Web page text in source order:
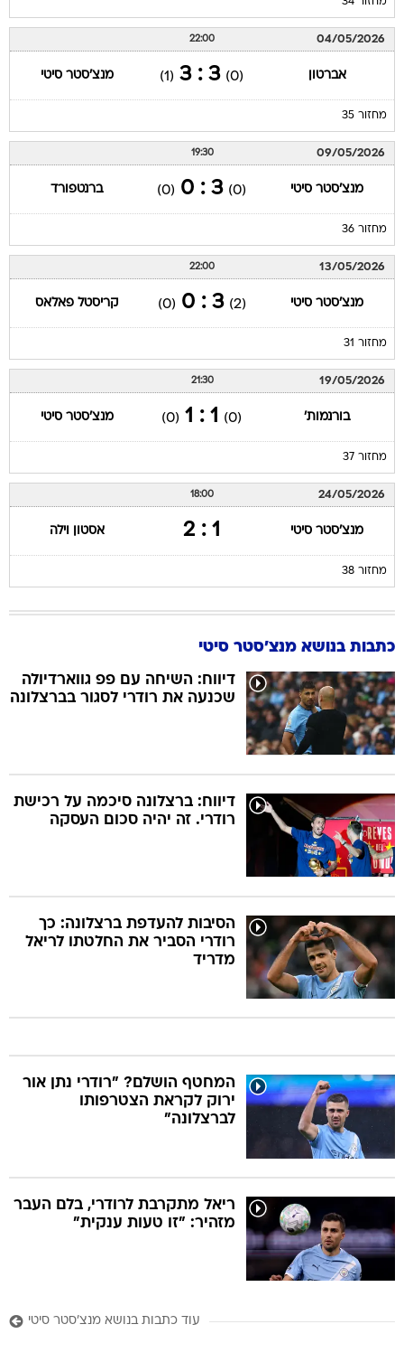
04/05/2026
22:00
אברטון (0)
3 : 3
(1) מנצ'סטר סיטי
מחזור 35
09/05/2026
19:30
מנצ'סטר סיטי (0)
3 : 0
(0) ברנטפורד
מחזור 36
13/05/2026
22:00
מנצ'סטר סיטי (2)
3 : 0
(0) קריסטל פאלאס
מחזור 31
19/05/2026
21:30
בורנמות' (0)
1 : 1
(0) מנצ'סטר סיטי
מחזור 37
24/05/2026
18:00
מנצ'סטר סיטי 1 : 2 אסטון וילה
מחזור 38
כתבות בנושא מנצ'סטר סיטי
דיווח: השיחה עם פפ גווארדיולה
שכנעה את רודרי לסגור בברצלונה
דיווח: ברצלונה סיכמה על רכישת
רודרי. זה יהיה סכום העסקה
הסיבות להעדפת ברצלונה: כך
רודרי הסביר את החלטתו לריאל
מדריד
המחטף הושלם? "רודרי נתן אור
ירוק לקראת הצטרפותו
לברצלונה"
ריאל מתקרבת לרודרי, בלם העבר
מזהיר: "זו טעות ענקית"
עוד כתבות בנושא מנצ'סטר סיטי